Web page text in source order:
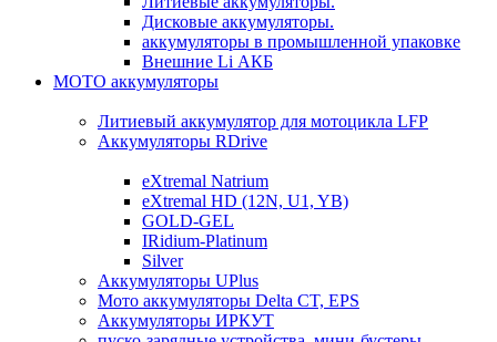
Дисковые аккумуляторы.
аккумуляторы в промышленной упаковке
Внешние Li АКБ
МОТО аккумуляторы
Литиевый аккумулятор для мотоцикла LFP
Аккумуляторы RDrive
eXtremal Natrium
eXtremal HD (12N, U1, YB)
GOLD-GEL
IRidium-Platinum
Silver
Аккумуляторы UPlus
Мото аккумуляторы Delta CT, EPS
Аккумуляторы ИРКУТ